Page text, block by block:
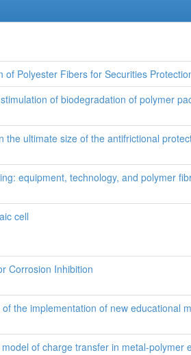
of Polyester Fibers for Securities
of biodegradation of polymer
the ultimate size of the antifrictional
equipment, technology, and polymer
cell
Corrosion Inhibition
of the implementation of new educational
of charge transfer in metal-polymer